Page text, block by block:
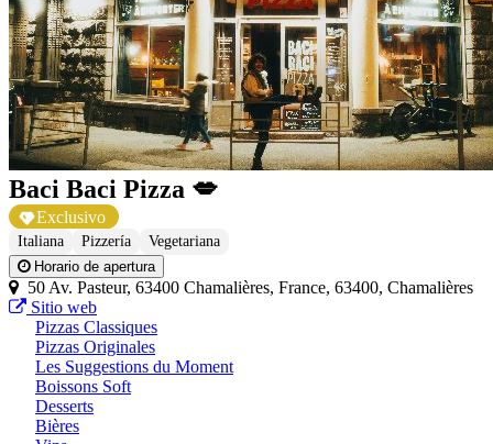
Baci Baci Pizza 💋
Exclusivo
Italiana Pizzería
Vegetariana
Horario de apertura
50 Av. Pasteur, 63400 Chamalières, France, 63400, Chamalières
Sitio web
Pizzas Classiques
Pizzas Originales
Les Suggestions du Moment
Boissons Soft
Desserts
Bières